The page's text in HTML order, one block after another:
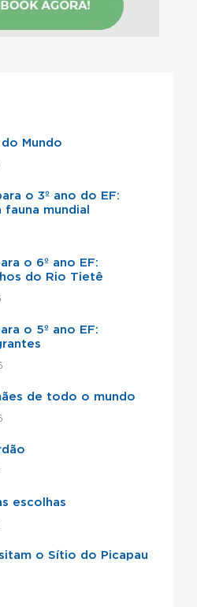
Mundo
o 3º ano do EF:
mundial
o 6º ano EF:
do Rio Tietê
o 5º ano EF:
de todo o mundo
escolhas
o Sítio do Picapau